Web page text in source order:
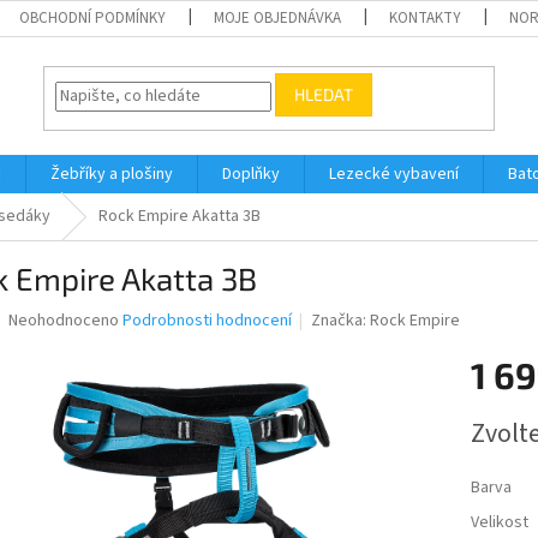
OBCHODNÍ PODMÍNKY MOJE OBJEDNÁVKA KONTAKTY
HLEDAT
Žebříky a plošiny Doplňky Lezecké vybavení
Rock Empire Akatta 3B
Empire Akatta 3B
Průměrné
Neohodnoceno Podrobnosti hodnocení Značka:Rock Empire
1
cena:
Barva
Velikost